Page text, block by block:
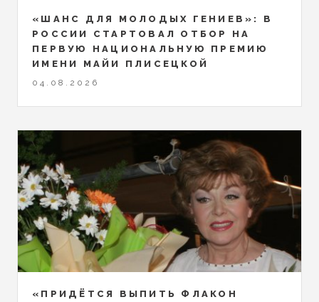
«ШАНС ДЛЯ МОЛОДЫХ ГЕНИЕВ»: В
РОССИИ СТАРТОВАЛ ОТБОР НА
ПЕРВУЮ НАЦИОНАЛЬНУЮ ПРЕМИЮ
ИМЕНИ МАЙИ ПЛИСЕЦКОЙ
04.08.2026
«ПРИДЁТСЯ ВЫПИТЬ ФЛАКОН